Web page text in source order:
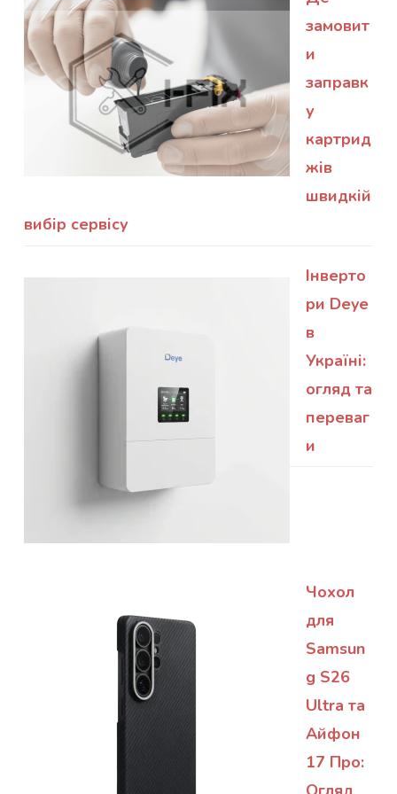
замовит
и
заправк
у
картрид
жів
швидкій
вибір сервісу
Інверто
ри Deye
в
Україні:
огляд та
переваг
и
Чохол
для
Samsun
g S26
Ultra та
Айфон
17 Про: